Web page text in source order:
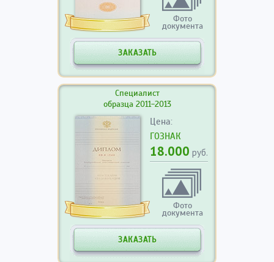
Фото
документа
ЗАКАЗАТЬ
Специалист
образца 2011-2013
Цена:
ГОЗНАК
18.000 руб.
Фото
документа
ЗАКАЗАТЬ